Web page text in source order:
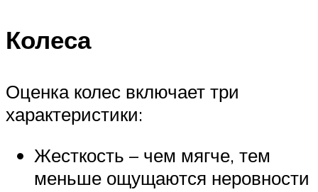
Колеса
Оценка колес включает три
характеристики:
Жесткость – чем мягче, тем
меньше ощущаются неровности